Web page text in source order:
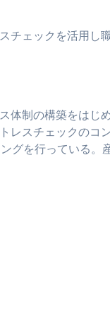
チェックを活用し
体制の構築をはじ
レスチェックのコ
グを行っている。